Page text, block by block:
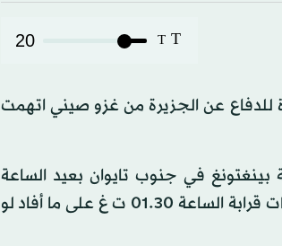
T
T
20
للدفاع عن الجزيرة من غزو صيني اتهمت
في جنوب تايوان بعيد الساعة
00.40 بتوقيت غرينتش مع إطلاق صواريخ مضيئة وقصف مدفعي. وانتهت المناورات قرابة الساعة 01.30 ت غ على ما أفاد لو